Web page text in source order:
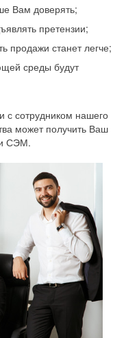
Вам доверять;
претензии;
продажи станет легче;
среды будут
с сотрудником нашего
может получить Ваш
СЭМ.